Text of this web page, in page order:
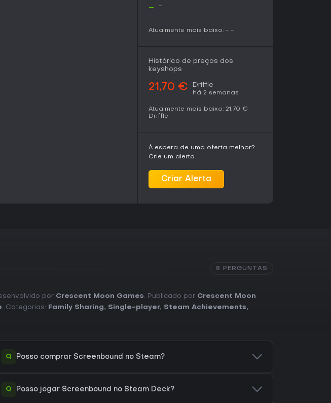
- -
-
Atualmente mais baixo: - -
Histórico de preços dos
keyshops
21,70 € Driffle
há 2 semanas
Atualmente mais baixo: 21,70 €
Driffle
À espera de uma oferta melhor?
Crie um alerta.
Criar Alerta
8 PERGUNTAS
por Crescent Moon Games. Publicado por Crescent Moon
. Categorias: Family Sharing, Single-player, Steam Achievements,
Q Posso comprar Screenbound no Steam?
Q Posso jogar Screenbound no Steam Deck?